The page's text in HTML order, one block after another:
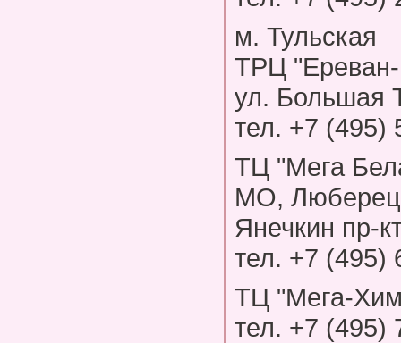
м. Тульская
ТРЦ
ул. Большая
тел. +7 (495)
ТЦ "Мега
МО,
Янечкин пр-
тел. +7 (495)
ТЦ "Мега-
тел. +7 (495)